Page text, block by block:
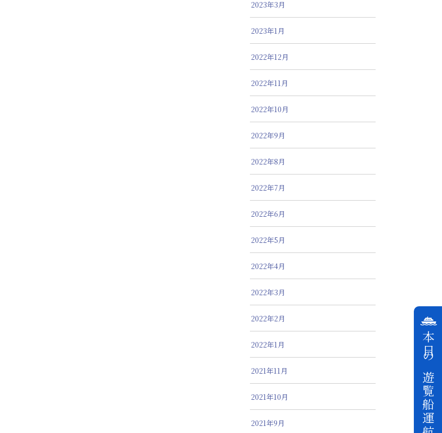
本日の遊覧船運航状況
2023年3月
2023年1月
2022年12月
2022年11月
2022年10月
2022年9月
2022年8月
2022年7月
2022年6月
2022年5月
2022年4月
2022年3月
2022年2月
2022年1月
2021年11月
2021年10月
2021年9月